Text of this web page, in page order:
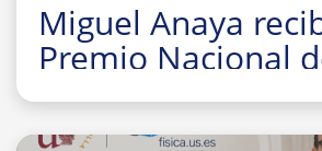
Miguel Anaya
Premio Nacional
Investigación para
Felisa Martín